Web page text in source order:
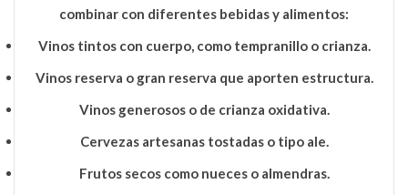
combinar con diferentes bebidas y alimentos:
Vinos tintos con cuerpo, como tempranillo o crianza.
Vinos reserva o gran reserva que aporten estructura.
Vinos generosos o de crianza oxidativa.
Cervezas artesanas tostadas o tipo ale.
Frutos secos como nueces o almendras.